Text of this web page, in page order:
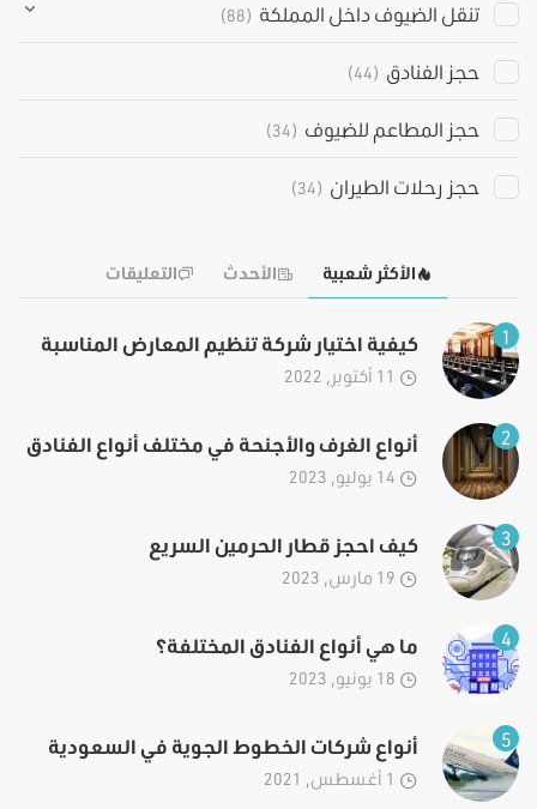
تنقل الضيوف داخل المملكة (88)
حجز الفنادق (44)
حجز المطاعم للضيوف (34)
حجز رحلات الطيران (34)
الأكثر شعبية الأحدث التعليقات
1 كيفية اختيار شركة تنظيم المعارض المناسبة
2 أنواع الغرف والأجنحة في مختلف أنواع الفنادق
3 كيف احجز قطار الحرمين السريع
4 ما هي أنواع الفنادق المختلفة؟
5 أنواع شركات الخطوط الجوية في السعودية